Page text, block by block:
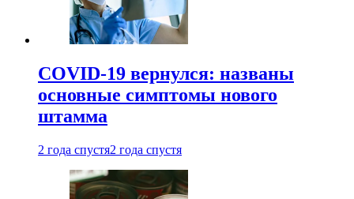
COVID-19 вернулся: названы
основные симптомы нового
штамма
2 года спустя2 года спустя